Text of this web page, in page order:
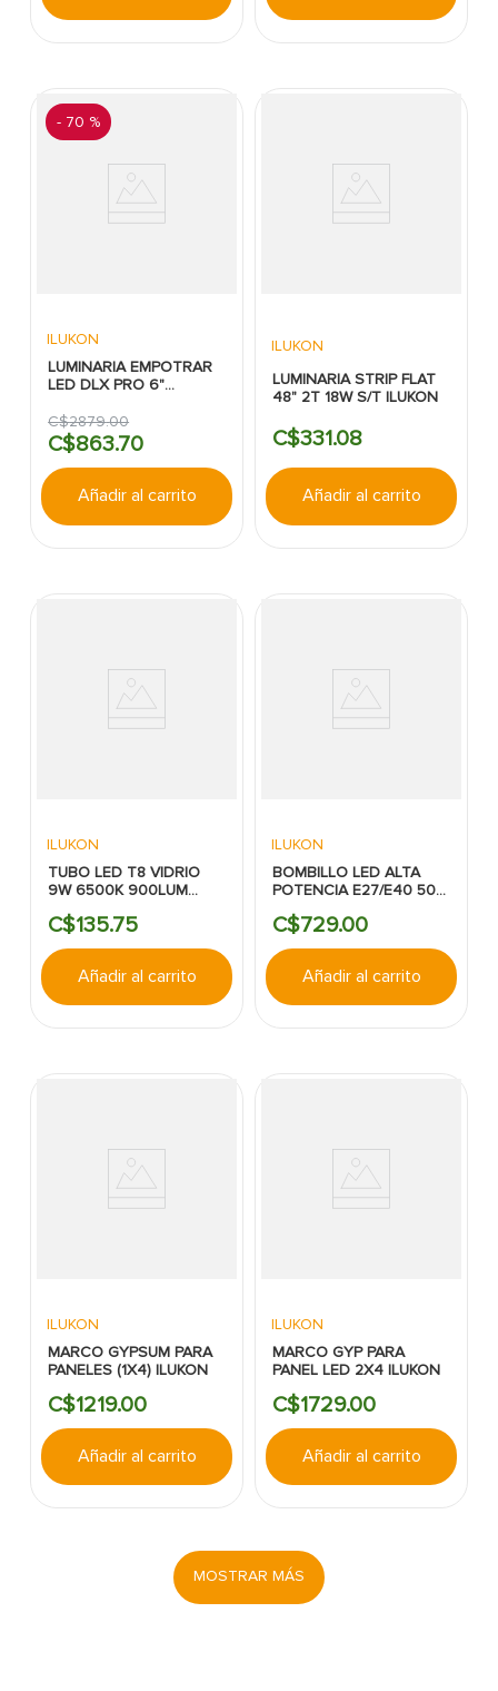
- 70 %
ILUKON
LUMINARIA EMPOTRAR
LED DLX PRO 6"
277V UL ILUKON
C$2879.00
C$863.70
Añadir al carrito
ILUKON
LUMINARIA STRIP FLAT
48" 2T 18W S/T ILUKON
C$331.08
Añadir al carrito
ILUKON
TUBO LED T8 VIDRIO
9W 6500K 900LUM
C$135.75
Añadir al carrito
ILUKON
BOMBILLO LED ALTA
POTENCIA E27/E40 50W
277V ILUKON
C$729.00
Añadir al carrito
ILUKON
MARCO GYPSUM PARA
PANELES (1X4) ILUKON
C$1219.00
Añadir al carrito
ILUKON
MARCO GYP PARA
PANEL LED 2X4 ILUKON
C$1729.00
Añadir al carrito
MOSTRAR MÁS